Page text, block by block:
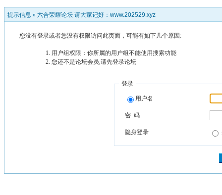
提示信息 » 六合荣耀论坛 请大家记好：www.202529.xyz
您没有登录或者您没有权限访问此页面，可能有如下几个原因:
用户组权限：你所属的用户组不能使用搜索功能
您还不是论坛会员,请先登录论坛
登录
用户名
密 码
隐身登录